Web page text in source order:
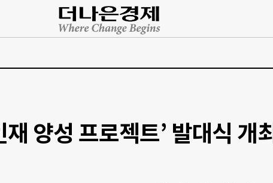
양성 프로젝트’ 발대식 개최